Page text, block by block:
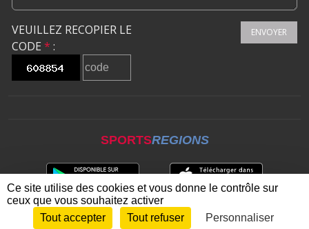
VEUILLEZ RECOPIER LE
CODE * :
ENVOYER
SPORTSREGIONS
Envie de participer ? CONNEXION
Ce site utilise des cookies et vous donne le contrôle sur
ceux que vous souhaitez activer
Tout accepter
Tout refuser Personnaliser